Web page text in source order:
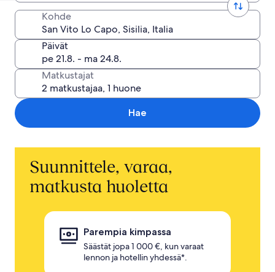
Kohde
Päivät
Matkustajat
Hae
Suunnittele, varaa,
matkusta huoletta
Parempia kimpassa
Säästät jopa 1 000 €, kun varaat
lennon ja hotellin yhdessä*.